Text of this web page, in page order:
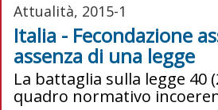
Attualità, 2015-1
Italia - Fecondazione
assenza di una legge
La battaglia sulla legge 40
quadro normativo